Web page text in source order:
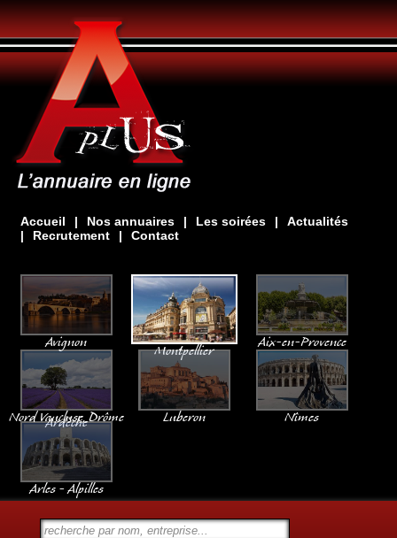
Accueil | Nos annuaires | Les soirées |
Actualités
|
Recrutement | Contact
Avignon
Montpellier
Aix-en-Provence
Nord Vaucluse, Drôme
Ardèche
Luberon Nîmes
Arles - Alpilles